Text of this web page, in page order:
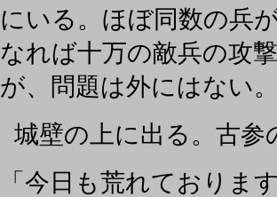
にいる。ほぼ同数の兵
なれば十万の敵兵の攻
が、問題は外にはない
城壁の上に出る。古参
「今日も荒れておりま